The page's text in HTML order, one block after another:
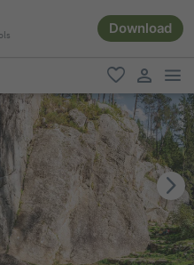
Download
favorit
user link